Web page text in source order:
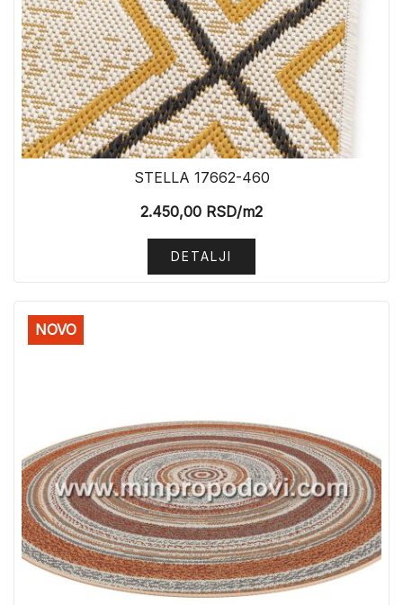
STELLA 17662-460
2.450,00 RSD/m2
DETALJI
NOVO